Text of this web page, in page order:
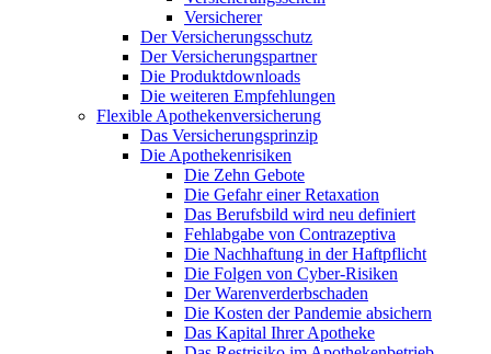
Versicherer
Der Versicherungsschutz
Der Versicherungspartner
Die Produktdownloads
Die weiteren Empfehlungen
Flexible Apothekenversicherung
Das Versicherungsprinzip
Die Apothekenrisiken
Die Zehn Gebote
Die Gefahr einer Retaxation
Das Berufsbild wird neu definiert
Fehlabgabe von Contrazeptiva
Die Nachhaftung in der Haftpflicht
Die Folgen von Cyber-Risiken
Der Warenverderbschaden
Die Kosten der Pandemie absichern
Das Kapital Ihrer Apotheke